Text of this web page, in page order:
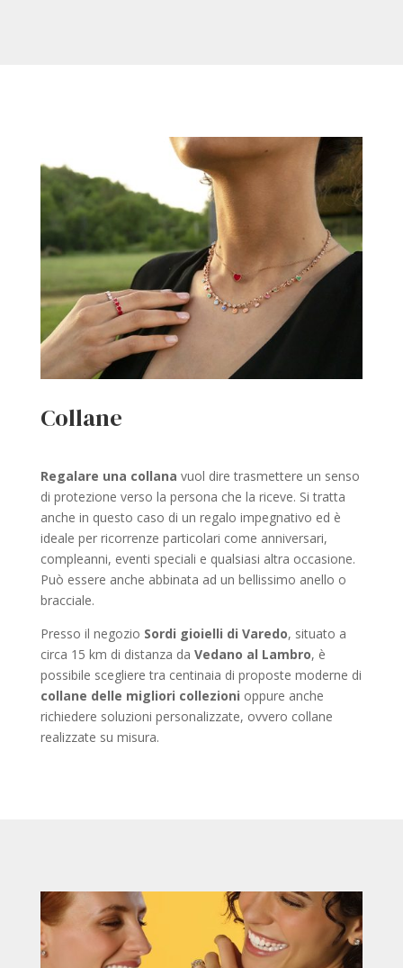
Collane
Regalare una collana vuol dire trasmettere un senso
di protezione verso la persona che la riceve. Si tratta
anche in questo caso di un regalo impegnativo ed è
ideale per ricorrenze particolari come anniversari,
compleanni, eventi speciali e qualsiasi altra occasione.
Può essere anche abbinata ad un bellissimo anello o
bracciale.
Presso il negozio Sordi gioielli di Varedo, situato a
circa 15 km di distanza da Vedano al Lambro, è
possibile scegliere tra centinaia di proposte moderne di
collane delle migliori collezioni oppure anche
richiedere soluzioni personalizzate, ovvero collane
realizzate su misura.